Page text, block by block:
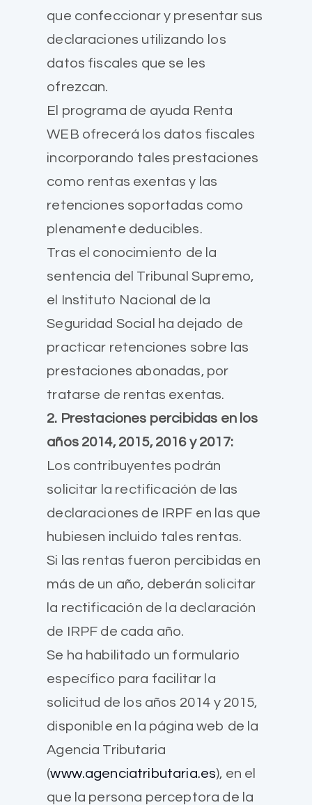
que confeccionar y presentar sus
declaraciones utilizando los
datos fiscales que se les
ofrezcan.
El programa de ayuda Renta
WEB ofrecerá los datos fiscales
incorporando tales prestaciones
como rentas exentas y las
retenciones soportadas como
plenamente deducibles.
Tras el conocimiento de la
sentencia del Tribunal Supremo,
el Instituto Nacional de la
Seguridad Social ha dejado de
practicar retenciones sobre las
prestaciones abonadas, por
tratarse de rentas exentas.
2. Prestaciones percibidas en los
años 2014, 2015, 2016 y 2017:
Los contribuyentes podrán
solicitar la rectificación de las
declaraciones de IRPF en las que
hubiesen incluido tales rentas.
Si las rentas fueron percibidas en
más de un año, deberán solicitar
la rectificación de la declaración
de IRPF de cada año.
Se ha habilitado un formulario
específico para facilitar la
solicitud de los años 2014 y 2015,
disponible en la página web de la
Agencia Tributaria
(www.agenciatributaria.es), en el
que la persona perceptora de la